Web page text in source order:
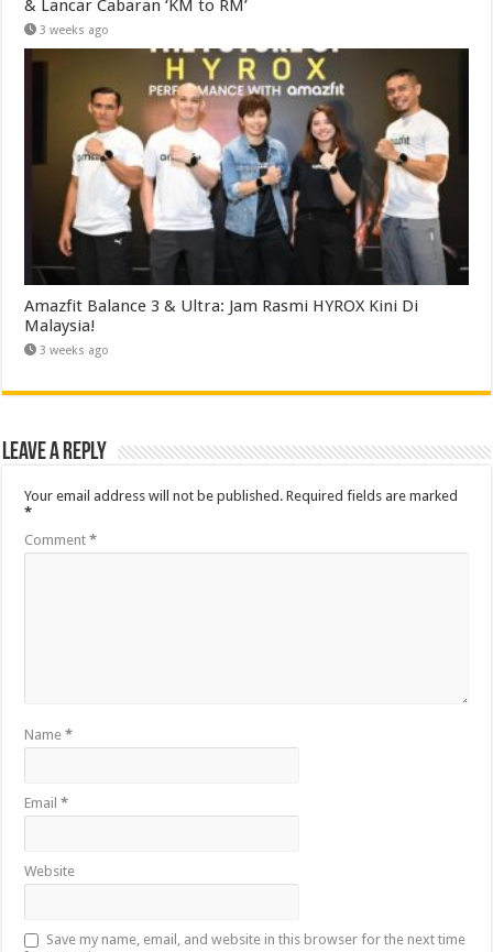
& Lancar Cabaran ‘KM to RM’
3 weeks ago
Amazfit Balance 3 & Ultra: Jam Rasmi HYROX Kini Di
Malaysia!
3 weeks ago
Leave a Reply
Your email address will not be published. Required fields are marked
*
Comment*
Name*
Email*
Website
Save my name, email, and website in this browser for the next time